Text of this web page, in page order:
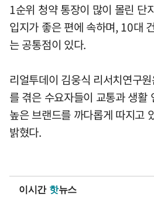
1순위 청약 통장이 많이 몰린 단
입지가 좋은 편에 속하며, 10대
는 공통점이 있다.
리얼투데이 김웅식 리서치연구
를 겪은 수요자들이 교통과 생활
높은 브랜드를 까다롭게 따지고
밝혔다.
이시간 핫뉴스